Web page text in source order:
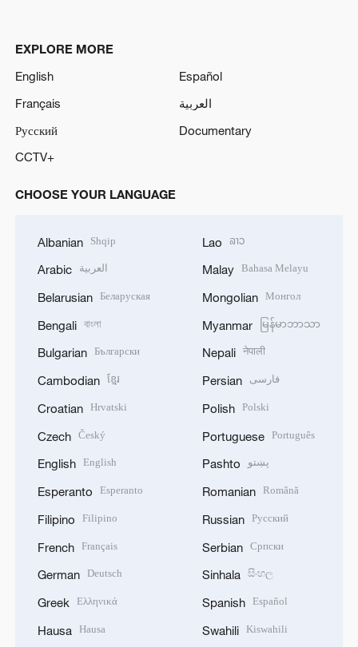
EXPLORE MORE
English
Español
Français
العربية
Русский
Documentary
CCTV+
CHOOSE YOUR LANGUAGE
Albanian Shqip
Arabic العربية
Belarusian Беларуская
Bengali বাংলা
Bulgarian Български
Cambodian ខ្មែរ
Croatian Hrvatski
Czech Český
English English
Esperanto Esperanto
Filipino Filipino
French Français
German Deutsch
Greek Ελληνικά
Hausa Hausa
Lao ລາວ
Malay Bahasa Melayu
Mongolian Монгол
Myanmar မြန်မာဘာသာ
Nepali नेपाली
Persian فارسی
Polish Polski
Portuguese Português
Pashto پښتو
Romanian Română
Russian Русский
Serbian Српски
Sinhala සිංහල
Spanish Español
Swahili Kiswahili